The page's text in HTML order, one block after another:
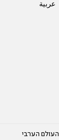
عربية
העולם הערבי